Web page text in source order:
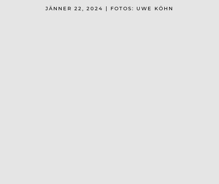
JÄNNER 22, 2024 | FOTOS: UWE KÖHN